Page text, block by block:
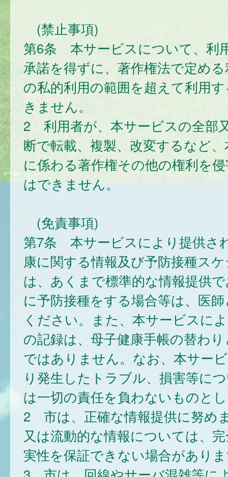
(禁止事項)
第6条 本サービスについて、利
承諾を得ずに、著作権法で定め
の私的利用の範囲を超えて利用
きません。
2 利用者が、本サービスの全部
断で転載、複製、改変するなど
に係わる著作権その他の権利を
はできません。
(免責事項)
第7条 本サービスにより提供さ
康に関する情報及び予防接種ス
は、あくまで標準的な情報提供
に予防接種をする場合等は、医
ください。また、本サービスに
の記録は、母子健康手帳の替わ
ではありません。なお、本サー
り発生したトラブル、損害等に
は一切の責任を負わないものと
2 市は、正確な情報提供に努め
又は流動的な情報については、
実性を保証できない場合があり